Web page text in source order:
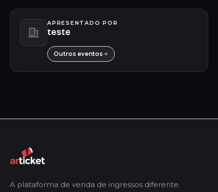
APRESENTADO POR
teste
Outros eventos
A plataforma de venda de ingressos diferente.